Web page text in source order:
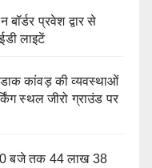
प्रवेश द्वार से
लाइटें
डाक कांवड़ की व्यवस्थाओं
स्थल जीरो ग्राउंड पर
बजे तक 44 लाख 38